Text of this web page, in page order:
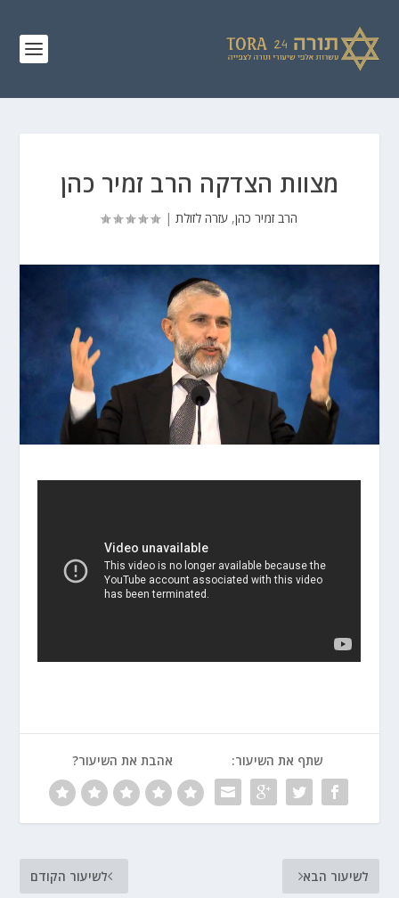
מצוות הצדקה הרב זמיר כהן
הרב זמיר כהן,עזרה לזולת |
שתף את השיעור: אהבת את השיעור?
לשיעור הקודם לשיעור הבא